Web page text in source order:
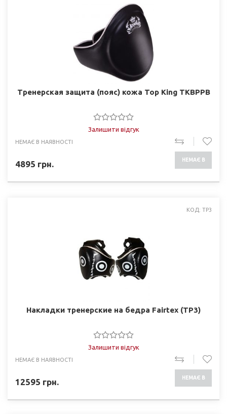
Тренерская защита (пояс) кожа Top King TKBPPB
Залишити відгук
НЕМАЄ В НАЯВНОСТІ
4895 грн. НЕМАЄ В
КОД: TP3
Накладки тренерские на бедра Fairtex (TP3)
Залишити відгук
НЕМАЄ В НАЯВНОСТІ
12595 грн. НЕМАЄ В